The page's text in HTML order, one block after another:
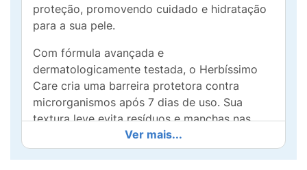
proteção, promovendo cuidado e hidratação
para a sua pele.
Com fórmula avançada e
dermatologicamente testada, o Herbíssimo
Care cria uma barreira protetora contra
microrganismos após 7 dias de uso. Sua
textura leve evita resíduos e manchas nas
roupas enquanto mantém as axilas
confortavelmente secas e protegidas durante
Ver mais...